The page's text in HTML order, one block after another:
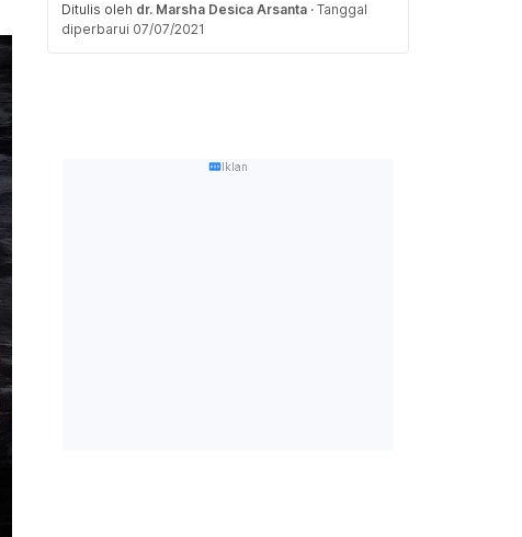
Ditulis oleh dr. Marsha Desica Arsanta · Tanggal
diperbarui 07/07/2021
Iklan